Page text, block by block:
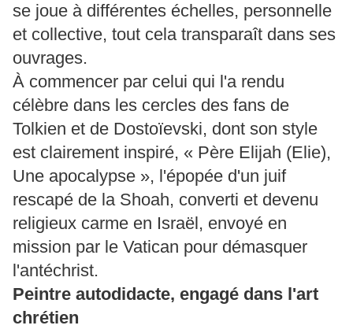
se joue à différentes échelles, personnelle
et collective, tout cela transparaît dans ses
ouvrages.
À commencer par celui qui l'a rendu
célèbre dans les cercles des fans de
Tolkien et de Dostoïevski, dont son style
est clairement inspiré, « Père Elijah (Elie),
Une apocalypse », l'épopée d'un juif
rescapé de la Shoah, converti et devenu
religieux carme en Israël, envoyé en
mission par le Vatican pour démasquer
l'antéchrist.
Peintre autodidacte, engagé dans l'art
chrétien